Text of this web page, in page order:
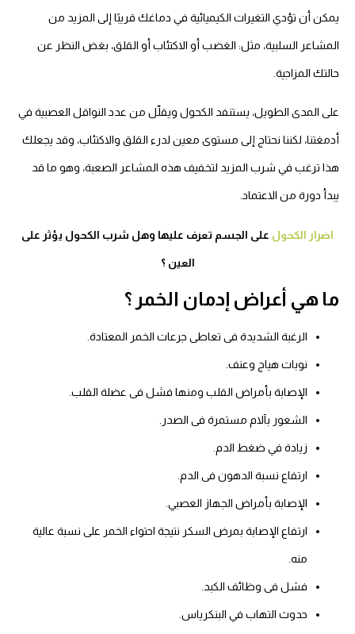
يمكن أن تؤدي التغيرات الكيميائية في دماغك قريبًا إلى المزيد من
المشاعر السلبية، مثل: الغضب أو الاكتئاب أو القلق، بغض النظر عن
حالتك المزاجية.
على المدى الطويل، يستنفد الكحول ويقلّل من عدد النواقل العصبية في
أدمغتنا، لكننا نحتاج إلى مستوى معين لدرء القلق والاكتئاب، وقد يجعلك
هذا ترغب في شرب المزيد لتخفيف هذه المشاعر الصعبة، وهو ما قد
يبدأ دورة من الاعتماد.
اضرار الكحول على الجسم تعرف عليها وهل شرب الكحول يؤثر على
العين ؟
ما هي أعراض إدمان الخمر ؟
الرغبة الشديدة فى تعاطى جرعات الخمر المعتادة.
نوبات هياج وعنف.
الإصابة بأمراض القلب ومنها فشل فى عضلة القلب.
الشعور بآلام مستمرة فى الصدر.
زيادة في ضغط الدم.
ارتفاع نسبة الدهون فى الدم.
الإصابة بأمراض الجهاز العصبي.
ارتفاع الإصابة بمرض السكر نتيجة احتواء الخمر على نسبة عالية
منه.
فشل فى وظائف الكبد.
حدوث التهاب في البنكرياس.